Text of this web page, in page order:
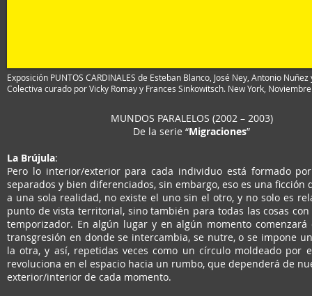
MUNDOS PARALELOS (2002 – 2003)
De la serie “Migraciones”
La Brújula:
Pero lo interior/exterior para cada individuo está formado
separados y bien diferenciados, sin embargo, eso es una ficción
a una sola realidad, no existe el uno sin el otro, y no solo es
punto de vista territorial, sino también para todas las cosas
temporizador. En algún lugar y en algún momento comenzará
transgresión en donde se intercambia, se nutre, o se impone
la otra, y así, repetidas veces como un círculo moldeado por
revoluciona en el espacio hacia un rumbo, que dependerá de
exterior/interior de cada momento.
Exposición PUNTOS CARDINALES de Esteban Blanco, José Ney, Antonio
Colectiva curado por Vicky Romay y Frances Sinkowitsch. New York,